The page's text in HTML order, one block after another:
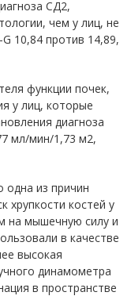
СД2,
чем у лиц, не
10,84 против 14,89,
функции почек,
у лиц, которые
диагноза
мл/мин/1,73 м2,
одна из причин
хрупкости костей у
на мышечную силу и
в качестве
высокая
динамометра
в пространстве